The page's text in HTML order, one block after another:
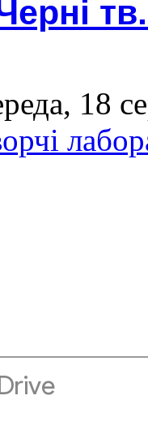
18